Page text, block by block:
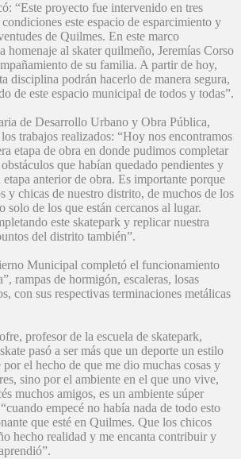
“Este proyecto fue intervenido en tres
este espacio de esparcimiento y
de Quilmes. En este marco
homenaje al skater quilmeño, Jeremías Corso
de su familia. A partir de hoy,
disciplina podrán hacerlo de manera segura,
de este espacio municipal de todos y todas”.
de Desarrollo Urbano y Obra Pública,
trabajos realizados: “Hoy nos encontramos
etapa de obra en donde pudimos completar
que habían quedado pendientes y
anterior de obra. Es importante porque
y chicas de nuestro distrito, de muchos de los
solo de los que están cercanos al lugar.
este skatepark y replicar nuestra
del distrito también”.
Municipal completó el funcionamiento
rampas de hormigón, escaleras, losas
con sus respectivas terminaciones metálicas
profesor de la escuela de skatepark,
pasó a ser más que un deporte un estilo
el hecho de que me dio muchas cosas y
sino por el ambiente en el que uno vive,
muchos amigos, es un ambiente súper
empecé no había nada de todo esto
que esté en Quilmes. Que los chicos
hecho realidad y me encanta contribuir y